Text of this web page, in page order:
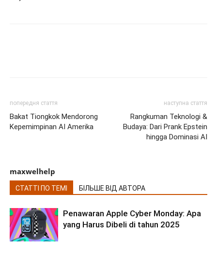
попередня стаття
Bakat Tiongkok Mendorong
Kepemimpinan AI Amerika
наступна стаття
Rangkuman Teknologi &
Budaya: Dari Prank Epstein
hingga Dominasi AI
maxwelhelp
СТАТТІ ПО ТЕМІ БІЛЬШЕ ВІД АВТОРА
Penawaran Apple Cyber Monday: Apa
yang Harus Dibeli di tahun 2025